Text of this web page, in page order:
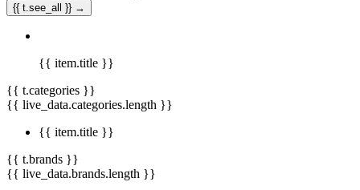
{{ t.see_all }} →
{{ item.title }}
{{ t.categories }}
{{ live_data.categories.length }}
{{ item.title }}
{{ t.brands }}
{{ live_data.brands.length }}